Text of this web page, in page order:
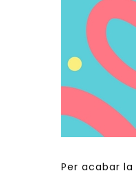
Per acabar